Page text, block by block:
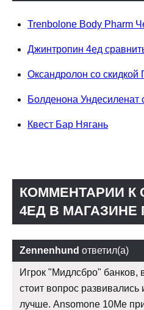
Trenbolone Body Pharm
Джинтропин 4ед
Оксандролон со скидкой
Болденона Ундесиленат
Квест Бар Нягань
КОММЕНТАРИИ К
4ЕД В МАГАЗИНЕ
Zennenhund ответил(а)
Игрок "Мидлсбро" банков,
стоит вопрос
лучше. Ansomone 10Me